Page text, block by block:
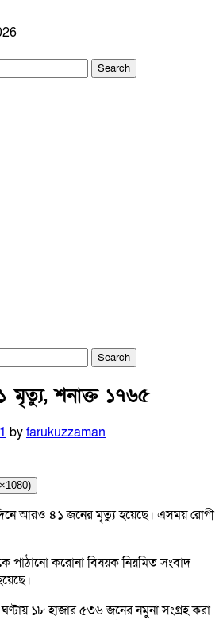
শনাক্ত ১৭৬৫
byfarukuzzaman
আরও ৪১ জনের মৃত্যু হয়েছে। এসময় রোগী
পাঠানো করোনা বিষয়ক নিয়মিত সংবাদ
১৮ হাজার ৫৩৬ জনের নমুনা সংগ্রহ করা